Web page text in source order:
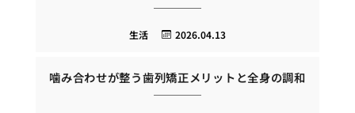
2026.04.13
生活
噛み合わせが整う歯列矯正メリットと全身の調和